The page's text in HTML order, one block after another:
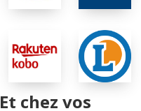
Et chez vos